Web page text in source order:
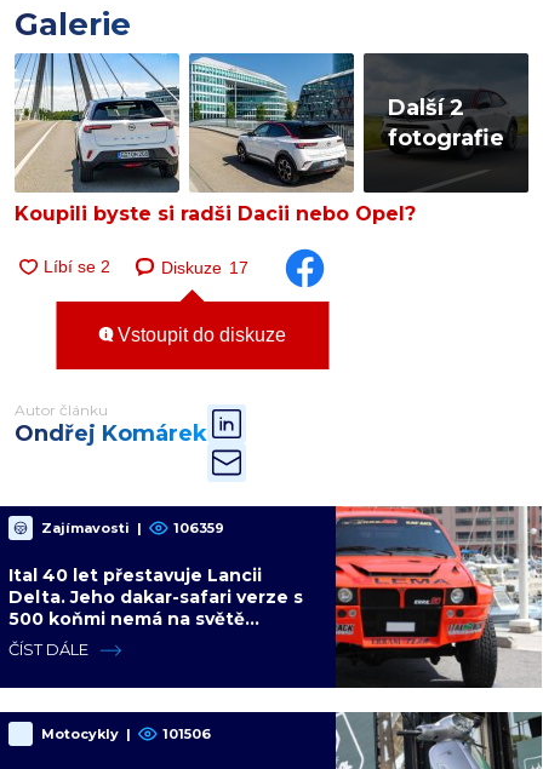
Galerie
Další 2
fotografie
Koupili byste si radši Dacii nebo Opel?
Diskuze 17
Vstoupit do diskuze
Autor článku
Ondřej Komárek
Zajímavosti | 106359
Ital 40 let přestavuje Lancii
Delta. Jeho dakar-safari verze s
500 koňmi nemá na světě
konkurenci
ČÍST DÁLE
Motocykly | 101506